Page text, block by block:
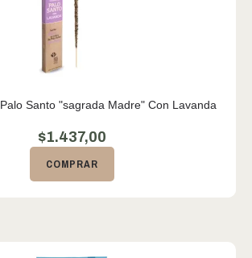
Santo "sagrada Madre" Con Lavanda
$1.437,00
COMPRAR